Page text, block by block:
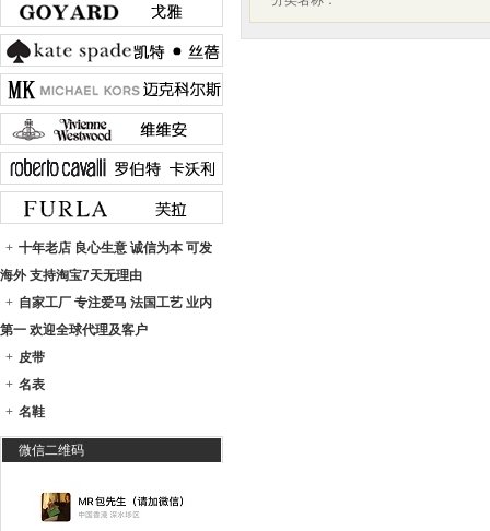
+ 十年老店 良心生意 诚信为本 可发
海外 支持淘宝7天无理由
+ 自家工厂 专注爱马 法国工艺 业内
第一 欢迎全球代理及客户
+ 皮带
+ 名表
+ 名鞋
微信二维码